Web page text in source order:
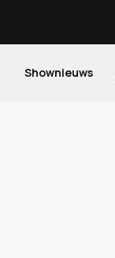
Shownieuws